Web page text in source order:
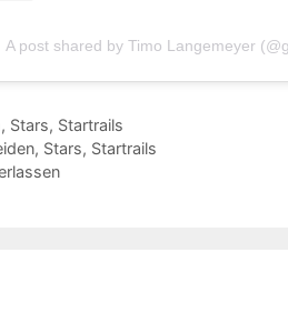
A post shared by Timo Langemeyer
, Stars, Startrails
, Stars, Startrails